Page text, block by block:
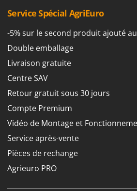
Olix
Omas
Ompagrill
Ooni
Oriental Koshin
Outdoorchef
P
Palazzetti
Palumbo Pavi
Partisani
Paterlini
Service Spécial AgriEuro
-5% sur le second produit ajouté
Double emballage
Livraison gratuite
Centre SAV
Retour gratuit sous 30 jours
Compte Premium
Vidéo de Montage et
Service après-vente
Pièces de rechange
Agrieuro PRO